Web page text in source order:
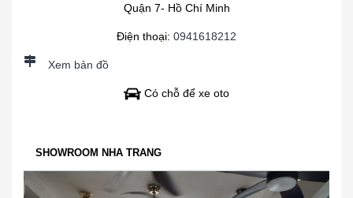
Quận 7- Hồ Chí Minh
Điện thoại: 0941618212
Xem bản đồ
Có chỗ để xe oto
SHOWROOM NHA TRANG